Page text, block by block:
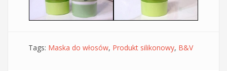
Tags: Maska do włosów, Produkt silikonowy, B&V